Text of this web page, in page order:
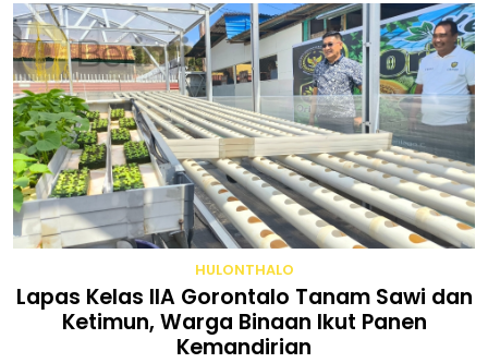
HULONTHALO
Lapas Kelas IIA Gorontalo Tanam Sawi dan
Ketimun, Warga Binaan Ikut Panen
Kemandirian